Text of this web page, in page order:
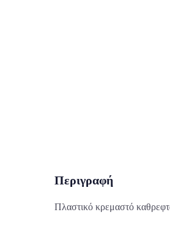
Περιγραφή
Πλαστικό κρεμαστό